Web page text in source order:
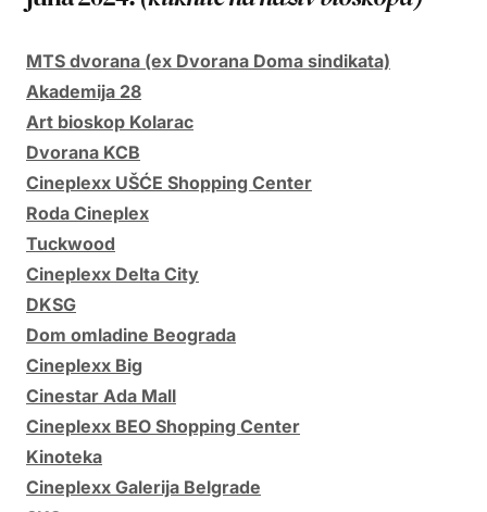
MTS dvorana (ex Dvorana Doma sindikata)
Akademija 28
Art bioskop Kolarac
Dvorana KCB
Cineplexx UŠĆE Shopping Center
Roda Cineplex
Tuckwood
Cineplexx Delta City
DKSG
Dom omladine Beograda
Cineplexx Big
Cinestar Ada Mall
Cineplexx BEO Shopping Center
Kinoteka
Cineplexx Galerija Belgrade